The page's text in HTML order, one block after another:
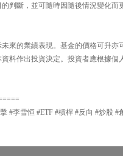
判斷，並可隨時因隨後情況變化而
來的業績表現。基金的價格可升
資料作出投資決定。投資者應根據
#李雪恒 #ETF #槓桿 #反向 #炒股